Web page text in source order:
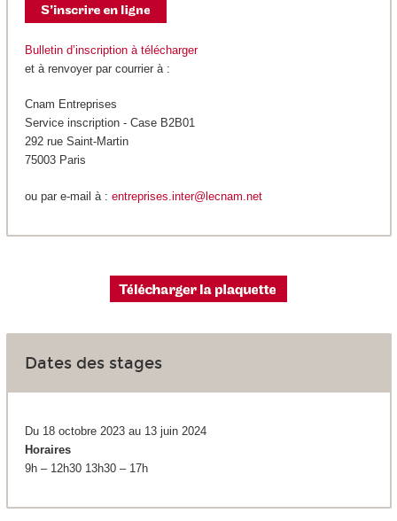
Bulletin d’inscription à télécharger
et à renvoyer par courrier à :
Cnam Entreprises
Service inscription - Case B2B01
292 rue Saint-Martin
75003 Paris
ou par e-mail à : entreprises.inter@lecnam.net
Dates des stages
Du 18 octobre 2023 au 13 juin 2024
Horaires
9h – 12h30 13h30 – 17h